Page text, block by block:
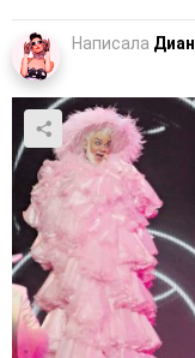
Написала